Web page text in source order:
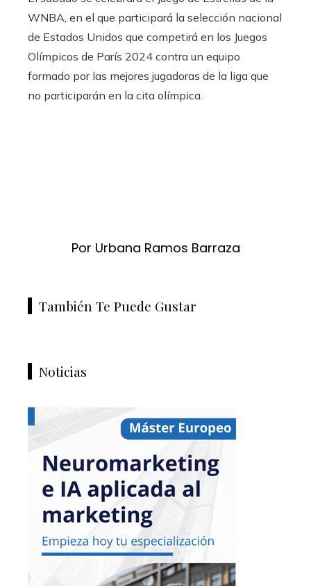
WNBA, en el que participará la selección nacional
de Estados Unidos que competirá en los Juegos
Olímpicos de París 2024 contra un equipo
formado por las mejores jugadoras de la liga que
no participarán en la cita olímpica.
Por Urbana Ramos Barraza
También Te Puede Gustar
Noticias